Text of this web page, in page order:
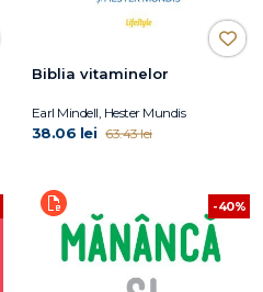
Biblia vitaminelor
Earl Mindell, Hester Mundis
38.06 lei 63.43 lei
-40%